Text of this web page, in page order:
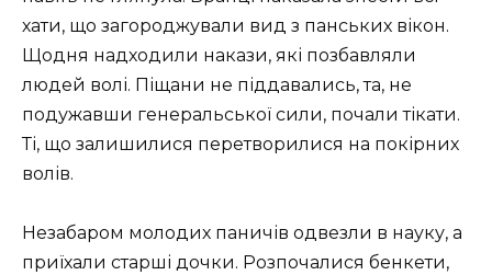
хати, що загороджували вид з панських вікон.
Щодня надходили накази, які позбавляли
людей волі. Піщани не піддавались, та, не
подужавши генеральської сили, почали тікати.
Ті, що залишилися перетворилися на покірних
волів.
Незабаром молодих паничів одвезли в науку, а
приїхали старші дочки. Розпочалися бенкети,